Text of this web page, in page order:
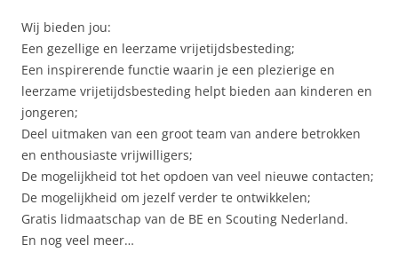
Wij bieden jou:
Een gezellige en leerzame vrijetijdsbesteding;
Een inspirerende functie waarin je een plezierige en
leerzame vrijetijdsbesteding helpt bieden aan kinderen en
jongeren;
Deel uitmaken van een groot team van andere betrokken
en enthousiaste vrijwilligers;
De mogelijkheid tot het opdoen van veel nieuwe contacten;
De mogelijkheid om jezelf verder te ontwikkelen;
Gratis lidmaatschap van de BE en Scouting Nederland.
En nog veel meer…